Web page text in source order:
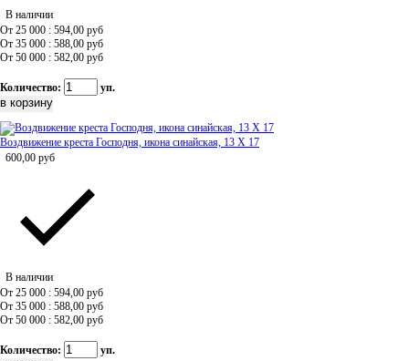
В наличии
От 25 000 : 594,00 руб
От 35 000 : 588,00 руб
От 50 000 : 582,00 руб
Количество: уп.
Воздвижение креста Господня, икона синайская, 13 Х 17
600,00 руб
В наличии
От 25 000 : 594,00 руб
От 35 000 : 588,00 руб
От 50 000 : 582,00 руб
Количество: уп.